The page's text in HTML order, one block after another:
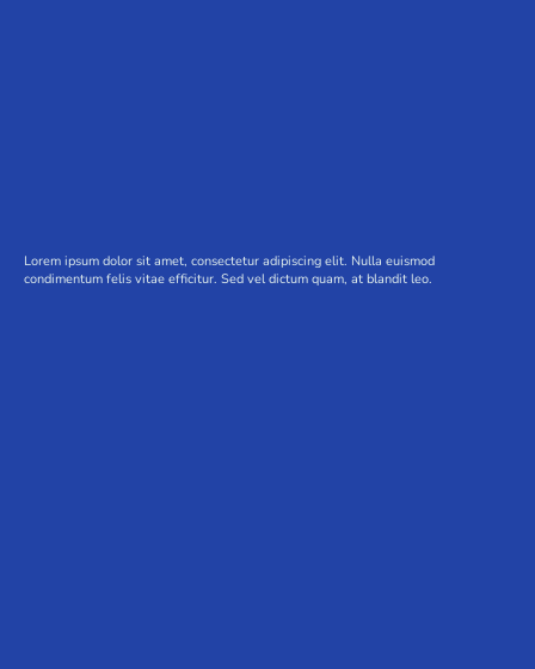
Lorem ipsum dolor sit amet, consectetur adipiscing elit. Nulla euismod
condimentum felis vitae efficitur. Sed vel dictum quam, at blandit leo.